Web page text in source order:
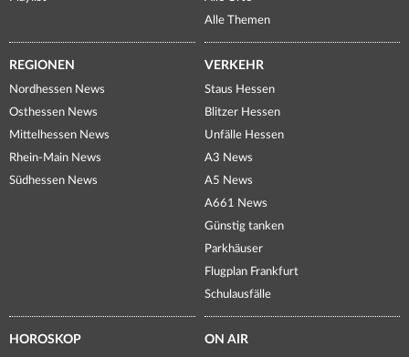
Alle Themen
REGIONEN
Nordhessen News
Osthessen News
Mittelhessen News
Rhein-Main News
Südhessen News
VERKEHR
Staus Hessen
Blitzer Hessen
Unfälle Hessen
A3 News
A5 News
A661 News
Günstig tanken
Parkhäuser
Flugplan Frankfurt
Schulausfälle
HOROSKOP ON AIR